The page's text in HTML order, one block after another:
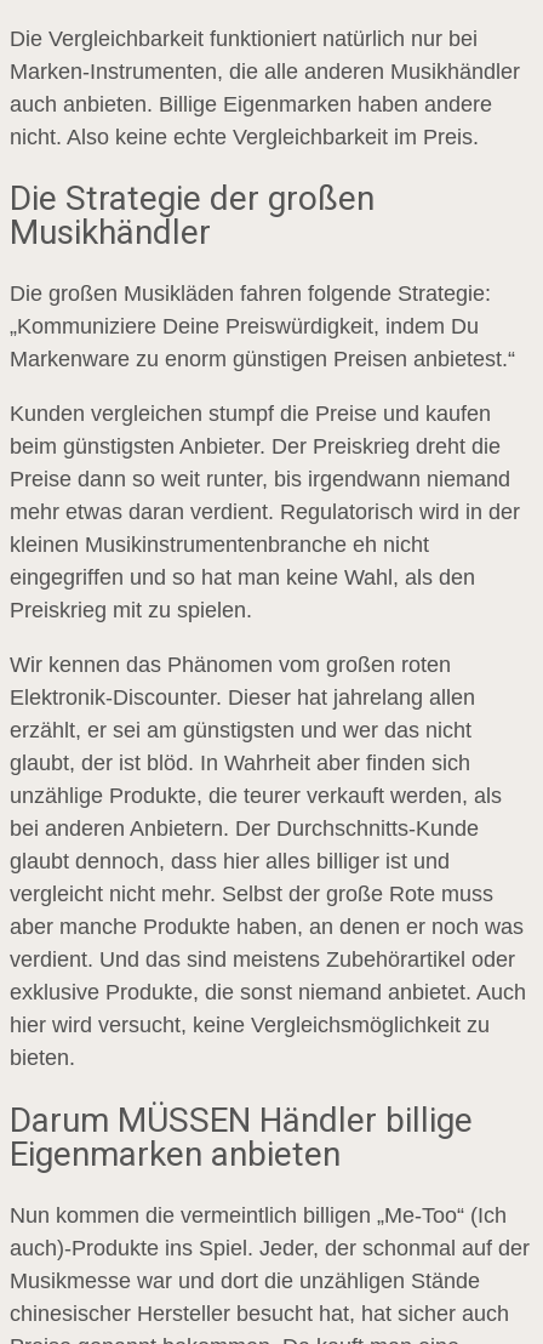
Die Vergleichbarkeit funktioniert natürlich nur bei
Marken-Instrumenten, die alle anderen Musikhändler
auch anbieten. Billige Eigenmarken haben andere
nicht. Also keine echte Vergleichbarkeit im Preis.
Die Strategie der großen
Musikhändler
Die großen Musikläden fahren folgende Strategie:
„Kommuniziere Deine Preiswürdigkeit, indem Du
Markenware zu enorm günstigen Preisen anbietest.“
Kunden vergleichen stumpf die Preise und kaufen
beim günstigsten Anbieter. Der Preiskrieg dreht die
Preise dann so weit runter, bis irgendwann niemand
mehr etwas daran verdient. Regulatorisch wird in der
kleinen Musikinstrumentenbranche eh nicht
eingegriffen und so hat man keine Wahl, als den
Preiskrieg mit zu spielen.
Wir kennen das Phänomen vom großen roten
Elektronik-Discounter. Dieser hat jahrelang allen
erzählt, er sei am günstigsten und wer das nicht
glaubt, der ist blöd. In Wahrheit aber finden sich
unzählige Produkte, die teurer verkauft werden, als
bei anderen Anbietern. Der Durchschnitts-Kunde
glaubt dennoch, dass hier alles billiger ist und
vergleicht nicht mehr. Selbst der große Rote muss
aber manche Produkte haben, an denen er noch was
verdient. Und das sind meistens Zubehörartikel oder
exklusive Produkte, die sonst niemand anbietet. Auch
hier wird versucht, keine Vergleichsmöglichkeit zu
bieten.
Darum MÜSSEN Händler billige
Eigenmarken anbieten
Nun kommen die vermeintlich billigen „Me-Too“ (Ich
auch)-Produkte ins Spiel. Jeder, der schonmal auf der
Musikmesse war und dort die unzähligen Stände
chinesischer Hersteller besucht hat, hat sicher auch